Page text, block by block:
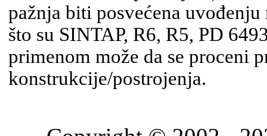
pažnja biti posvećena
što su SINTAP, R6, R5, PD
primenom može da se proceni
konstrukcije/postrojenja.